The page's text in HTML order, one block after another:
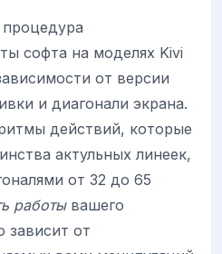
софта на моделях Kivi
от версии
и диагонали экрана.
действий, которые
актульных линеек,
от 32 до 65
работывашего
зависит от